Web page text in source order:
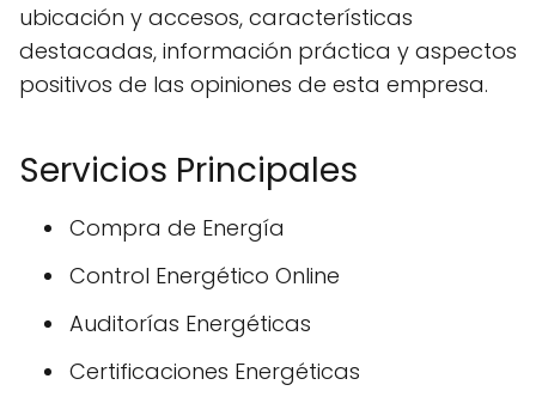
ubicación y accesos, características
destacadas, información práctica y aspectos
positivos de las opiniones de esta empresa.
Servicios Principales
Compra de Energía
Control Energético Online
Auditorías Energéticas
Certificaciones Energéticas